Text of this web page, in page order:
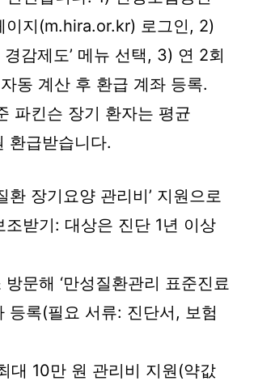
이지(m.hira.or.kr) 로그인, 2)
경감제도’ 메뉴 선택, 3) 연 2회
동 계산 후 환급 계좌 등록.
파킨슨 장기 환자는 평균
환급받습니다.
환 장기요양 관리비’ 지원으로
조받기: 대상은 진단 1년 이상
문해 ‘만성질환관리 표준진료
등록(필요 서류: 진단서, 보험
대 10만 원 관리비 지원(약값